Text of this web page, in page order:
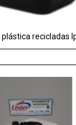
recicladas